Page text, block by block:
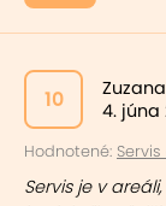
10
Zuzana
4. júna
Hodnotené:
Servis je v